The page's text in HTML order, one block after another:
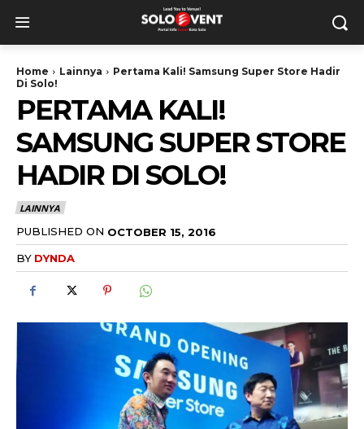
Home Lainnya
Pertama Kali! Samsung Super Store Hadir
Di Solo!
PERTAMA KALI!
SAMSUNG SUPER STORE
HADIR DI SOLO!
LAINNYA
PUBLISHED ON OCTOBER 15, 2016
BY DYNDA